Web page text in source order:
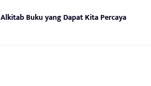
Alkitab Buku yang Dapat Kita Percaya